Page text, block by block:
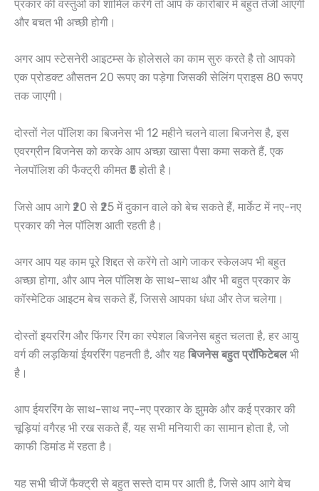
प्रकार की वस्तुओं को शामिल करेंगे तो आप के कारोबार में बहुत तेजी आएगी
और बचत भी अच्छी होगी।
अगर आप स्टेसनेरी आइटम्स के होलेसले का काम सुरु करते है तो आपको
एक प्रोडक्ट औसतन 20 रूपए का पड़ेगा जिसकी सेलिंग प्राइस 80 रूपए
तक जाएगी।
दोस्तों नेल पॉलिश का बिजनेस भी 12 महीने चलने वाला बिजनेस है, इस
एवरग्रीन बिजनेस को करके आप अच्छा खासा पैसा कमा सकते हैं, एक
नेलपॉलिश की फैक्ट्री कीमत ₹5 होती है।
जिसे आप आगे ₹20 से ₹25 में दुकान वाले को बेच सकते हैं, मार्केट में नए-नए
प्रकार की नेल पॉलिश आती रहती है।
अगर आप यह काम पूरे शिद्दत से करेंगे तो आगे जाकर स्केलअप भी बहुत
अच्छा होगा, और आप नेल पॉलिश के साथ-साथ और भी बहुत प्रकार के
कॉस्मेटिक आइटम बेच सकते हैं, जिससे आपका धंधा और तेज चलेगा।
दोस्तों इयररिंग और फिंगर रिंग का स्पेशल बिजनेस बहुत चलता है, हर आयु
वर्ग की लड़कियां ईयररिंग पहनती है, और यह बिजनेस बहुत प्रॉफिटेबलभी
है।
आप ईयररिंग के साथ-साथ नए-नए प्रकार के झुमके और कई प्रकार की
चूड़ियां वगैरह भी रख सकते हैं, यह सभी मनियारी का सामान होता है, जो
काफी डिमांड में रहता है।
यह सभी चीजें फैक्ट्री से बहुत सस्ते दाम पर आती है, जिसे आप आगे बेच